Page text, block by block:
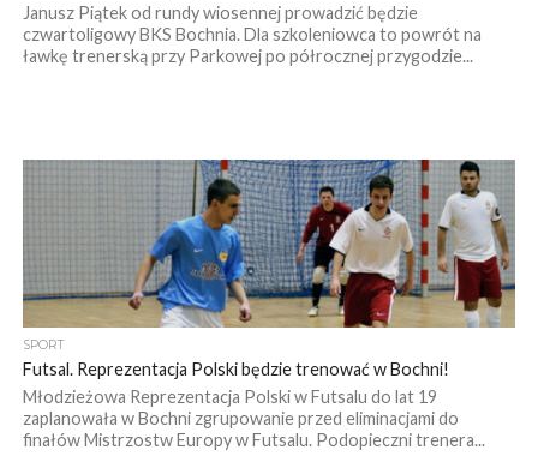
Janusz Piątek od rundy wiosennej prowadzić będzie
czwartoligowy BKS Bochnia. Dla szkoleniowca to powrót na
ławkę trenerską przy Parkowej po półrocznej przygodzie...
SPORT
Futsal. Reprezentacja Polski będzie trenować w Bochni!
Młodzieżowa Reprezentacja Polski w Futsalu do lat 19
zaplanowała w Bochni zgrupowanie przed eliminacjami do
finałów Mistrzostw Europy w Futsalu. Podopieczni trenera...